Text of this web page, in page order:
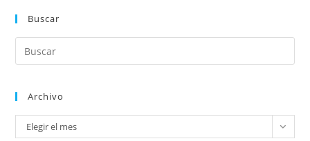
Buscar
Archivo
Elegir el mes